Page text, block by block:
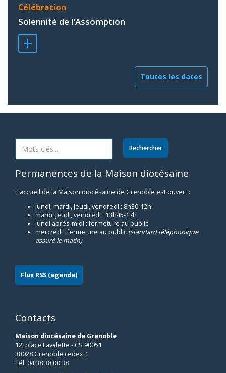
Célébration
Solennité de l'Assomption
+
Toutes les dates
Permanences de la Maison diocésaine
L'accueil de la Maison diocésaine de Grenoble est ouvert :
lundi, mardi, jeudi, vendredi : 8h30-12h
mardi, jeudi, vendredi : 13h45-17h
lundi après-midi : fermeture au public
mercredi : fermeture au public (standard téléphonique
assuré le matin)
Flux RSS (agenda)
Contacts
Maison diocésaine de Grenoble
12, place Lavalette - CS 90051
38028 Grenoble cedex 1
Tél. 04 38 38 00 38